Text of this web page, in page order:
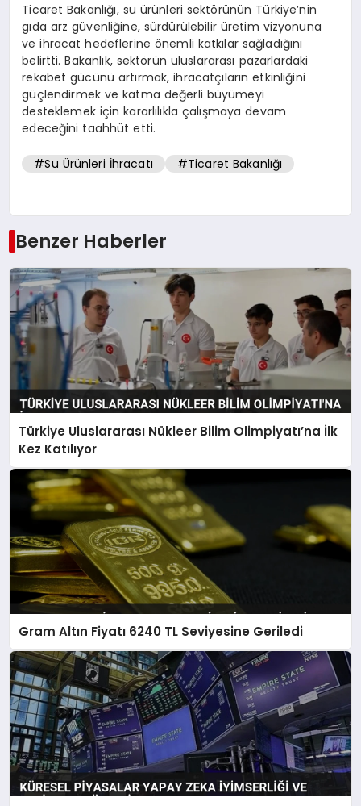
Ticaret Bakanlığı, su ürünleri sektörünün Türkiye’nin
gıda arz güvenliğine, sürdürülebilir üretim vizyonuna
ve ihracat hedeflerine önemli katkılar sağladığını
belirtti. Bakanlık, sektörün uluslararası pazarlardaki
rekabet gücünü artırmak, ihracatçıların etkinliğini
güçlendirmek ve katma değerli büyümeyi
desteklemek için kararlılıkla çalışmaya devam
edeceğini taahhüt etti.
#Su Ürünleri İhracatı #Ticaret Bakanlığı
Benzer Haberler
Türkiye Uluslararası Nükleer Bilim Olimpiyatı’na İlk
Kez Katılıyor
Gram Altın Fiyatı 6240 TL Seviyesine Geriledi